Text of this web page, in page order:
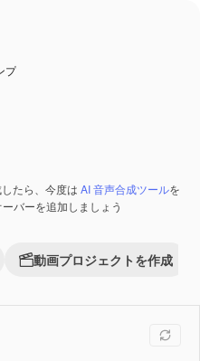
プ
たら、今度は AI 音声合成ツールを
バーを追加しましょう
動画プロジェクトを作成